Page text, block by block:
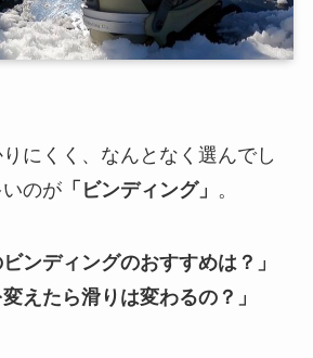
にくく、なんとなく選んでし
のが「ビンディング」 。
ンディングのおすすめは？」
えたら滑りは変わるの？」